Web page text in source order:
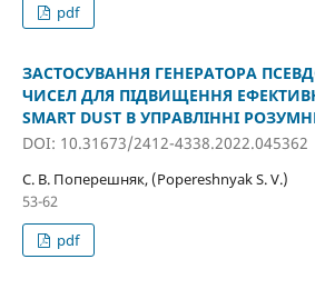
pdf
ЗАСТОСУВАННЯ ГЕНЕРАТОРА
ЧИСЕЛ ДЛЯ ПІДВИЩЕННЯ
SMART DUST В УПРАВЛІННІ
DOI: 10.31673/2412-4338.2022.045362
С. В. Поперешняк, (Popereshnyak S. V.)
53-62
pdf